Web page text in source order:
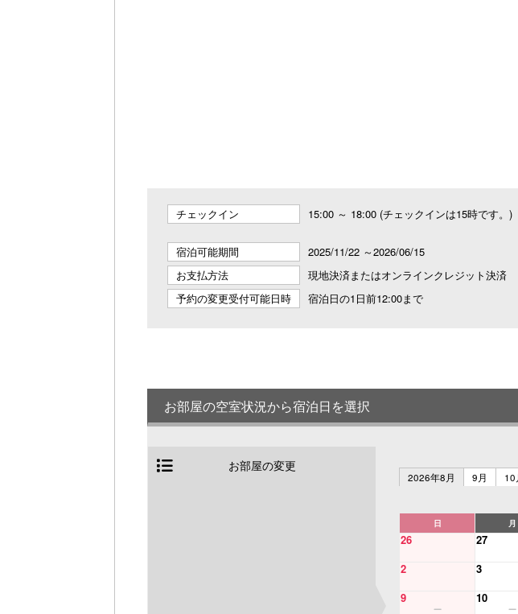
チェックイン 15:00 ～ 18:00 (チェックインは15時です。)
宿泊可能期間
2025/11/22 ～2026/06/15
お支払方法
現地決済またはオンラインクレジット決済
予約の変更受付可能日時
宿泊日の1日前12:00まで
お部屋の空室状況から宿泊日を選択
お部屋の変更
2026年8月
9月 10
日 月
26 27
2
3
9
10